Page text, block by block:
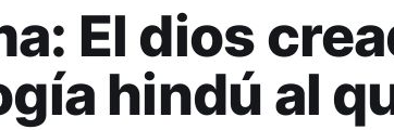
El dios
hindú al